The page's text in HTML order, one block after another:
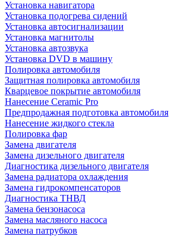
Установка навигатора
Установка подогрева сидений
Установка автосигнализации
Установка магнитолы
Установка автозвука
Установка DVD в машину
Полировка автомобиля
Защитная полировка автомобиля
Кварцевое покрытие автомобиля
Нанесение Ceramic Pro
Предпродажная подготовка автомобиля
Нанесение жидкого стекла
Полировка фар
Замена двигателя
Замена дизельного двигателя
Диагностика дизельного двигателя
Замена радиатора охлаждения
Замена гидрокомпенсаторов
Диагностика ТНВД
Замена бензонасоса
Замена масляного насоса
Замена патрубков